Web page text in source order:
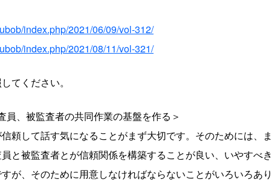
index.php/2021/06/09/vol-312/
index.php/2021/08/11/vol-321/
てください。
員、被監査者の共同作業の基盤を作る＞
頼して話す気になることがまず大切です。そのためには、
と被監査者とが信頼関係を構築することが良い、いやすべ
が、そのために用意しなければならないことがいろいろあり